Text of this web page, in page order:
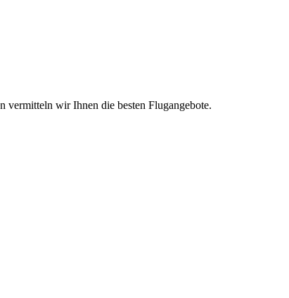
vermitteln wir Ihnen die besten Flugangebote.